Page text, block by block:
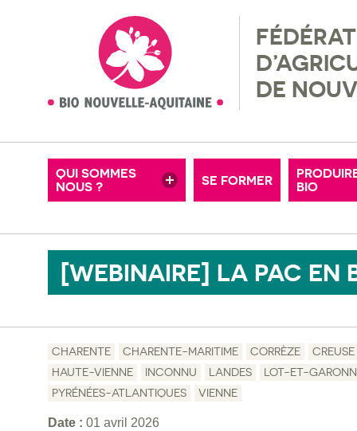
DE
MOTS-CLÉS
QUI SOMMES
NOUS ?
NOS ADHÉRENTS
MISSIONS & VALEURS
OFFRES D’EMPLOI
NOS PARTENAIRES SE FORMER
BIO
[WEBINAIRE] LA PAC EN
CHARENTE CHARENTE-MARITIME CORRÈZE CREUSE
HAUTE-VIENNE
INCONNU LANDES LOT-ET-
PYRÉNÉES-ATLANTIQUES
VIENNE
Date : 01 avril 2026